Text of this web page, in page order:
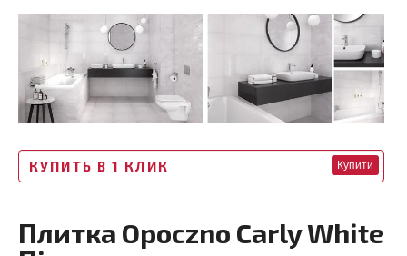
КУПИТЬ В 1 КЛИК Купити
Плитка Opoczno Carly White